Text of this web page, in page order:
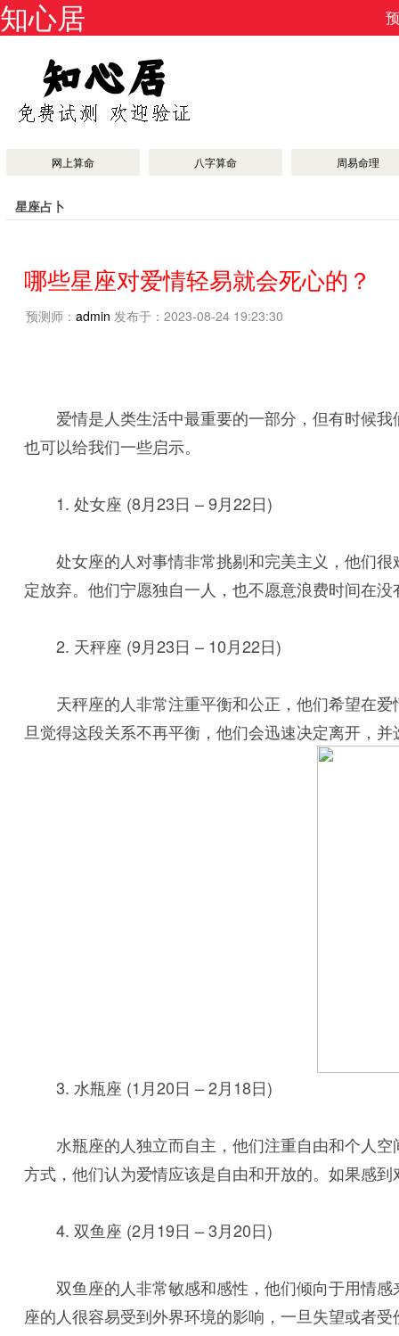
知心居
网上算命 八字算命 周易命理
星座占卜
哪些星座对爱情轻易就会死心的？
预测师： admin 发布于：2023-08-24 19:23:30
爱情是人类生活中最重要的一部分，但有时候
也可以给我们一些启示。
1. 处女座 (8月23日 – 9月22日)
处女座的人对事情非常挑剔和完美主义，他们
定放弃。他们宁愿独自一人，也不愿意浪费时间在
2. 天秤座 (9月23日 – 10月22日)
天秤座的人非常注重平衡和公正，他们希望在
旦觉得这段关系不再平衡，他们会迅速决定离开，
3. 水瓶座 (1月20日 – 2月18日)
水瓶座的人独立而自主，他们注重自由和个人
方式，他们认为爱情应该是自由和开放的。如果感
4. 双鱼座 (2月19日 – 3月20日)
双鱼座的人非常敏感和感性，他们倾向于用情
座的人很容易受到外界环境的影响，一旦失望或者